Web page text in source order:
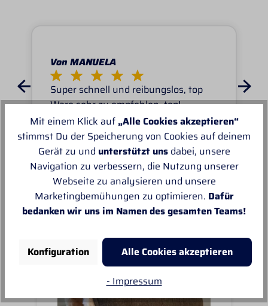
Von MANUELA
Super schnell und reibungslos, top
Ware.sehr zu empfehlen, top!
Unsere Empfehlungen
Mit einem Klick auf „Alle Cookies akzeptieren“
stimmst Du der Speicherung von Cookies auf deinem
Gerät zu und unterstützt unsdabei, unsere
Navigation zu verbessern, die Nutzung unserer
Webseite zu analysieren und unsere
Marketingbemühungen zu optimieren. Dafür
bedanken wir uns im Namen des gesamten Teams!
Konfiguration
Alle Cookies akzeptieren
- Impressum